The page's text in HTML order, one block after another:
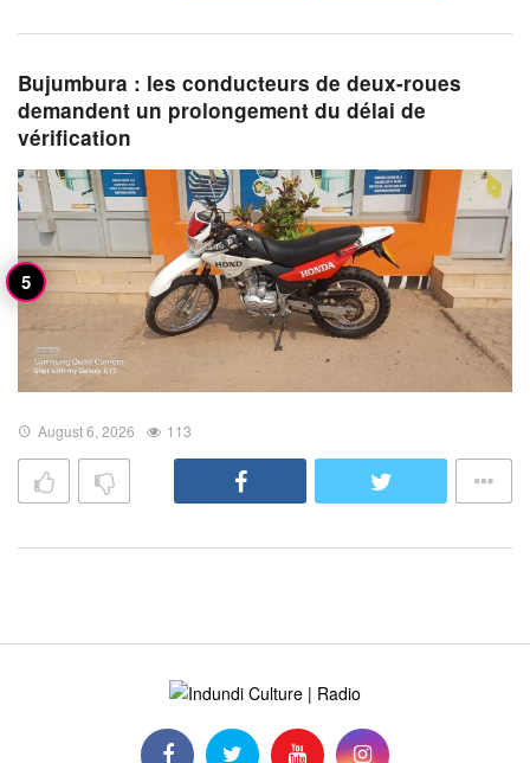
Bujumbura : les conducteurs de deux-roues
demandent un prolongement du délai de
vérification
August 6, 2026 113